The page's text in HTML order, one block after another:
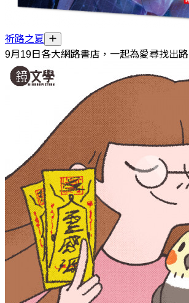
祈路之夏
9月19日各大網路書店，一起為愛尋找出路